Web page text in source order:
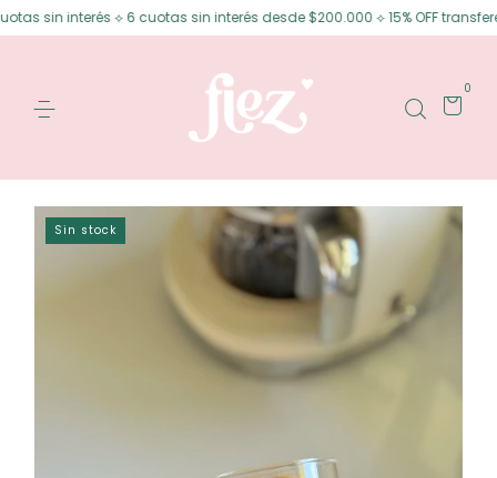
⟡ 6 cuotas sin interés desde $200.000 ⟡ 15% OFF transferencia
0
Sin stock